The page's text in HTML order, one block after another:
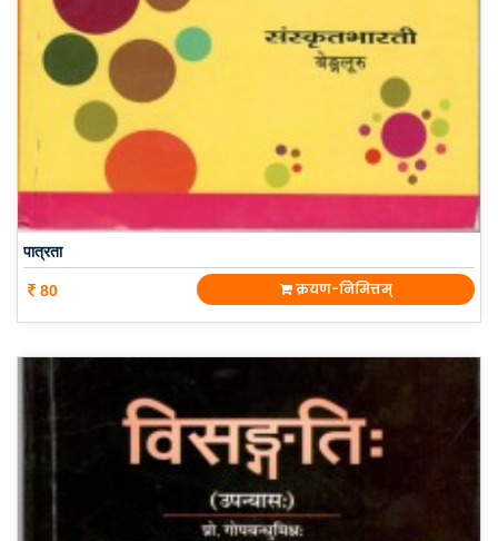
पात्रता
80 क्रयण-निमित्तम्